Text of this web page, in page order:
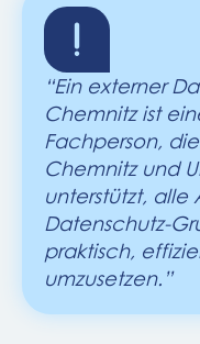
“Ein externer
Chemnitz ist
Fachperson,
Chemnitz und
unterstützt, alle
Datenschutz-
praktisch,
umzusetzen.”